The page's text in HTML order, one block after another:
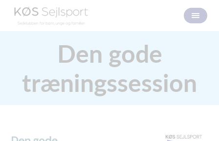
Den gode
træningssession